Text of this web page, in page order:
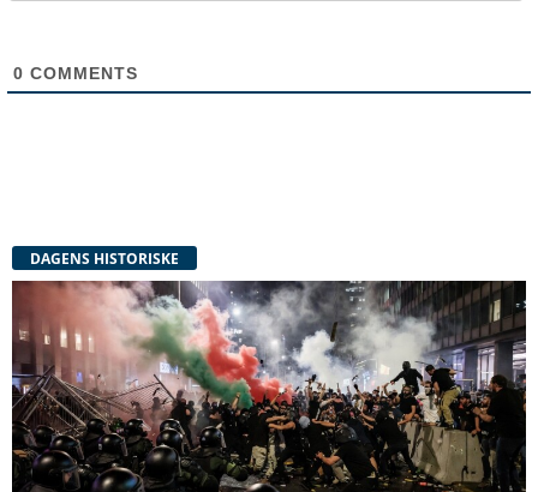
0 COMMENTS
DAGENS HISTORISKE